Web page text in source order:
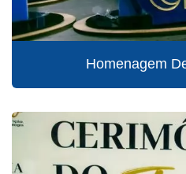
Homenagem